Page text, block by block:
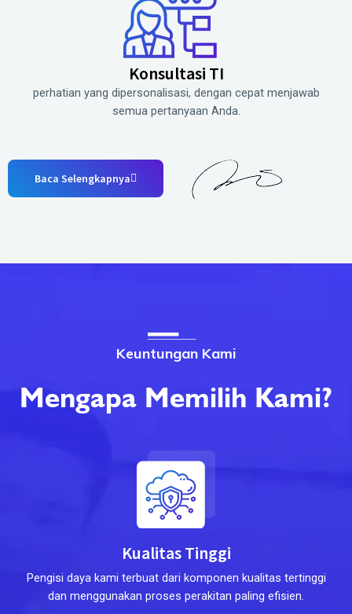
Konsultasi TI
perhatian yang dipersonalisasi, dengan cepat menjawab
semua pertanyaan Anda.
Baca Selengkapnya
Keuntungan Kami
Mengapa Memilih Kami?
Kualitas Tinggi
Pengisi daya kami terbuat dari komponen kualitas tertinggi
dan menggunakan proses perakitan paling efisien.